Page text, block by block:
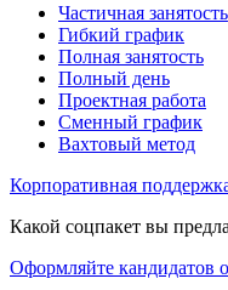
Частичная занятость
Гибкий график
Полная занятость
Полный день
Проектная работа
Сменный график
Вахтовый метод
Корпоративная
Какой соцпакет вы
Оформляйте кандидатов